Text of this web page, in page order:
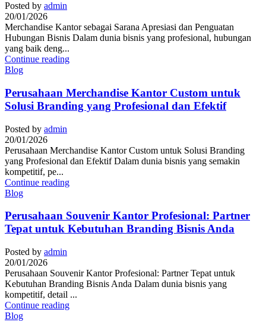
Posted by admin
20/01/2026
Merchandise Kantor sebagai Sarana Apresiasi dan Penguatan
Hubungan Bisnis Dalam dunia bisnis yang profesional, hubungan
yang baik deng...
Continue reading
Blog
Perusahaan Merchandise Kantor Custom untuk
Solusi Branding yang Profesional dan Efektif
Posted by admin
20/01/2026
Perusahaan Merchandise Kantor Custom untuk Solusi Branding
yang Profesional dan Efektif Dalam dunia bisnis yang semakin
kompetitif, pe...
Continue reading
Blog
Perusahaan Souvenir Kantor Profesional: Partner
Tepat untuk Kebutuhan Branding Bisnis Anda
Posted by admin
20/01/2026
Perusahaan Souvenir Kantor Profesional: Partner Tepat untuk
Kebutuhan Branding Bisnis Anda Dalam dunia bisnis yang
kompetitif, detail ...
Continue reading
Blog